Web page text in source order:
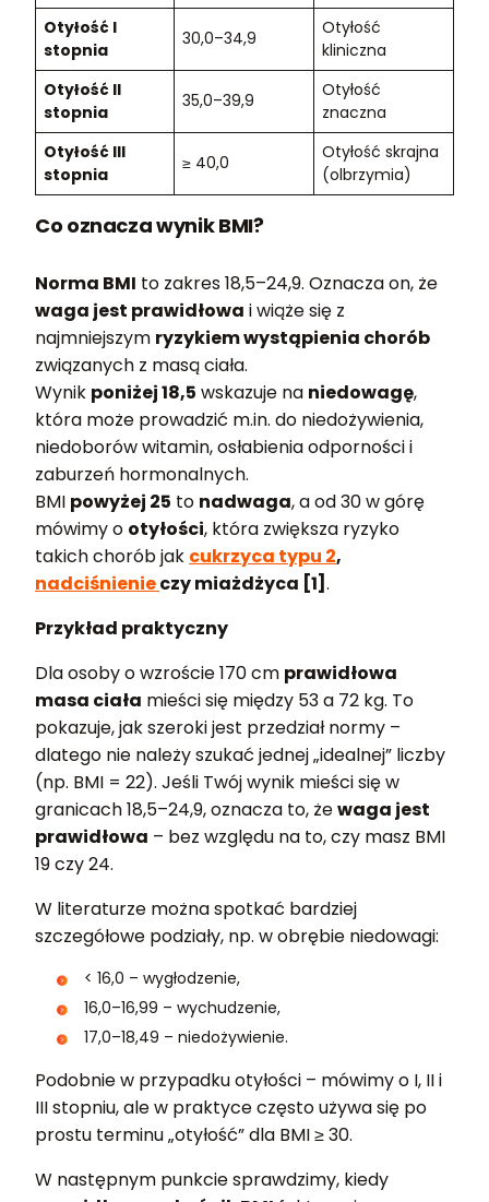
Otyłość I
stopnia
30,0–34,9
Otyłość
kliniczna
Otyłość II
stopnia
35,0–39,9
Otyłość
znaczna
Otyłość III
stopnia
≥ 40,0
Otyłość skrajna
(olbrzymia)
Co oznacza wynik BMI?
Norma BMI to zakres 18,5–24,9. Oznacza on, że
waga jest prawidłowa i wiąże się z
najmniejszym ryzykiem wystąpienia chorób
związanych z masą ciała.
Wynik poniżej 18,5 wskazuje na niedowagę,
która może prowadzić m.in. do niedożywienia,
niedoborów witamin, osłabienia odporności i
zaburzeń hormonalnych.
BMI powyżej 25 to nadwaga, a od 30 w górę
mówimy o otyłości, która zwiększa ryzyko
takich chorób jak cukrzyca typu 2,
nadciśnienieczy miażdżyca [1] .
Przykład praktyczny
Dla osoby o wzroście 170 cm prawidłowa
masa ciała mieści się między 53 a 72 kg. To
pokazuje, jak szeroki jest przedział normy –
dlatego nie należy szukać jednej „idealnej” liczby
(np. BMI = 22). Jeśli Twój wynik mieści się w
granicach 18,5–24,9, oznacza to, żewaga jest
prawidłowa – bez względu na to, czy masz BMI
19 czy 24.
W literaturze można spotkać bardziej
szczegółowe podziały, np. w obrębie niedowagi:
< 16,0 – wygłodzenie,
16,0–16,99 – wychudzenie,
17,0–18,49 – niedożywienie.
Podobnie w przypadku otyłości – mówimy o I, II i
III stopniu, ale w praktyce często używa się po
prostu terminu „otyłość” dla BMI ≥ 30.
W następnym punkcie sprawdzimy, kiedy